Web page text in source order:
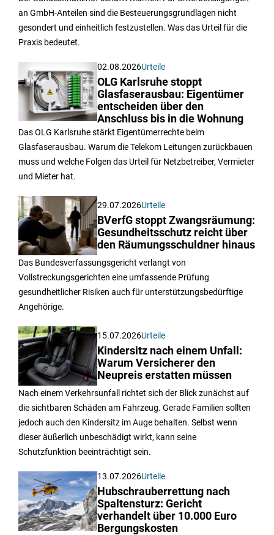
an GmbH-Anteilen sind die Besteuerungsgrundlagen nicht
gesondert und einheitlich festzustellen. Was das Urteil für die
Praxis bedeutet.
02.08.2026Urteile
OLG Karlsruhe stoppt
Glasfaserausbau: Eigentümer
entscheiden über den
Anschluss bis in die Wohnung
Das OLG Karlsruhe stärkt Eigentümerrechte beim
Glasfaserausbau. Warum die Telekom Leitungen zurückbauen
muss und welche Folgen das Urteil für Netzbetreiber, Vermieter
und Mieter hat.
29.07.2026Urteile
BVerfG stoppt Zwangsräumung:
Gesundheitsschutz reicht über
den Räumungsschuldner hinaus
Das Bundesverfassungsgericht verlangt von
Vollstreckungsgerichten eine umfassende Prüfung
gesundheitlicher Risiken auch für unterstützungsbedürftige
Angehörige.
15.07.2026Urteile
Kindersitz nach einem Unfall:
Warum Versicherer den
Neupreis erstatten müssen
Nach einem Verkehrsunfall richtet sich der Blick zunächst auf
die sichtbaren Schäden am Fahrzeug. Gerade Familien sollten
jedoch auch den Kindersitz im Auge behalten. Selbst wenn
dieser äußerlich unbeschädigt wirkt, kann seine
Schutzfunktion beeinträchtigt sein.
13.07.2026Urteile
Hubschrauberrettung nach
Spaltensturz: Gericht
verhandelt über 10.000 Euro
Bergungskosten